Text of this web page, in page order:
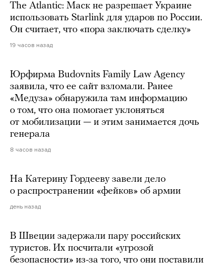
The Atlantic: Маск не разрешает Украине
использовать Starlink для ударов по России.
Он считает, что «пора заключать сделку»
19 часов назад
Юрфирма Budovnits Family Law Agency
заявила, что ее сайт взломали. Ранее
«Медуза» обнаружила там информацию
о том, что она помогает уклоняться
от мобилизации — и этим занимается дочь
генерала
8 часов назад
На Катерину Гордееву завели дело
о распространении «фейков» об армии
день назад
В Швеции задержали пару российских
туристов. Их посчитали «угрозой
безопасности» из-за того, что они поставили